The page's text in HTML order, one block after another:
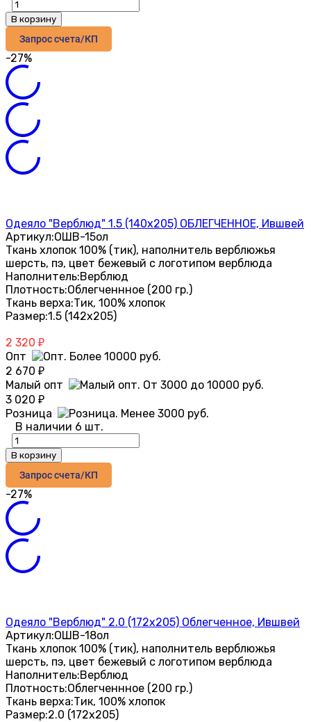
В корзину
Запрос счета/КП
-27%
Одеяло "Верблюд" 1.5 (140х205) ОБЛЕГЧЕННОЕ, Ившвей
Артикул:ОШВ-15ол
Ткань хлопок 100% (тик), наполнитель верблюжья
шерсть, пэ, цвет бежевый с логотипом верблюда
Наполнитель:Верблюд
Плотность:Облегченнное (200 гр.)
Ткань верха:Тик, 100% хлопок
Размер:1.5 (142х205)
2 320 ₽
Опт
2 670 ₽
Малый опт
3 020 ₽
Розница
В наличии 6 шт.
В корзину
Запрос счета/КП
-27%
Одеяло "Верблюд" 2.0 (172х205) Облегченное, Ившвей
Артикул:ОШВ-18ол
Ткань хлопок 100% (тик), наполнитель верблюжья
шерсть, пэ, цвет бежевый с логотипом верблюда
Наполнитель:Верблюд
Плотность:Облегченнное (200 гр.)
Ткань верха:Тик, 100% хлопок
Размер:2.0 (172х205)